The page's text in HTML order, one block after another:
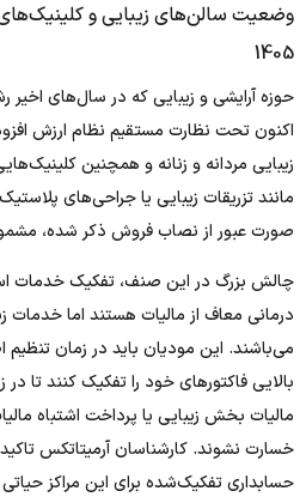
وضعیت سالن‌های زیبایی و
1405
حوزه آرایشی و زیبایی که در سال‌های
اکنون تحت نظارت مستقیم نظام ارزش
زیبایی مردانه و زنانه و همچنین
مانند تزریقات زیبایی یا جراحی‌های
صورت عبور از نصاب فروش ذکر شده،
چالش بزرگ در این صنف، تفکیک خدمات
درمانی معاف از مالیات هستند اما
می‌باشند. این مودیان باید در زمان تنظیم
بالایی فاکتورهای خود را تفکیک کنند تا
مالیات بخش زیبایی یا پرداخت اشتباه
خسارت نشوند. کارشناسان آرمیتاتکس
حسابداری تفکیک‌شده برای این مراکز